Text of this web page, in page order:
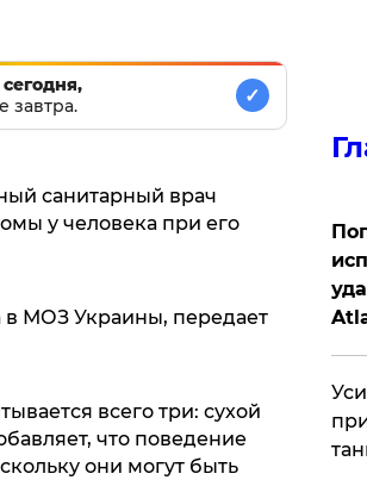
завтра.
✓
санитарный врач
у человека при его
в МОЗ Украины, передает
всего три: сухой
что поведение
они могут быть